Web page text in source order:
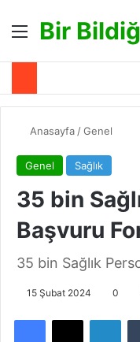
Menü
Bir
Anasayfa /Genel
Genel Sağlık
35 bin
Başvuru
35 bin Sağlık
15 Şubat 2024 0